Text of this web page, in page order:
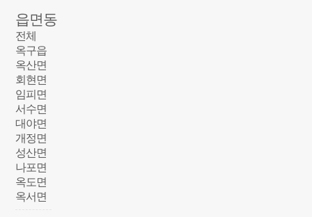
읍면동
전체
옥구읍
옥산면
회현면
임피면
서수면
대야면
개정면
성산면
나포면
옥도면
옥서면